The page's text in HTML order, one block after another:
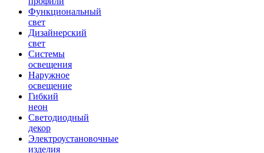
Функциональный
свет
Дизайнерский
свет
Системы
освещения
Наружное
освещение
Гибкий
неон
Светодиодный
декор
Электроустановочные
изделия